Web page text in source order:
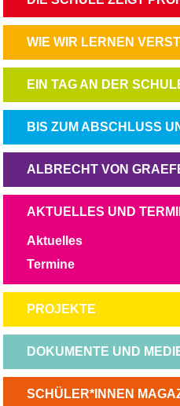
ÜBERSPRINGEN
NAVIGATION
ÜBERSPRINGEN
WIE WIR LERNEN
NAVIGATION
ÜBERSPRINGEN
EIN TAG AN DER
NAVIGATION
ÜBERSPRINGEN
BIS ZUM ABSCHLUSS
NAVIGATION
ÜBERSPRINGEN
ALBRECHT VON
NAVIGATION
AKTUELLES UND
Aktuelles
Termine
NAVIGATION
ÜBERSPRINGEN
PROJEKTE
NAVIGATION
ÜBERSPRINGEN
DOKUMENTE UND
NAVIGATION
SCHÜLER*INNEN